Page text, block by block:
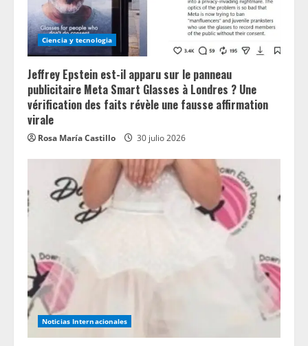
Ciencia y tecnologia
Jeffrey Epstein est-il apparu sur le panneau
publicitaire Meta Smart Glasses à Londres ? Une
vérification des faits révèle une fausse affirmation
virale
Rosa María Castillo 30 julio 2026
Noticias Internacionales